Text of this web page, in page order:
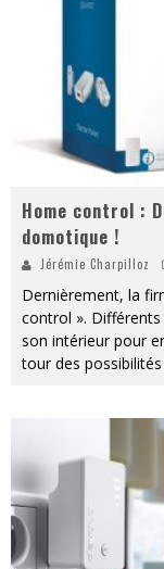
Home control :
domotique !
Jérémie Charpilloz
Dernièrement, la
control ».
son intérieur pour
tour des possibilités